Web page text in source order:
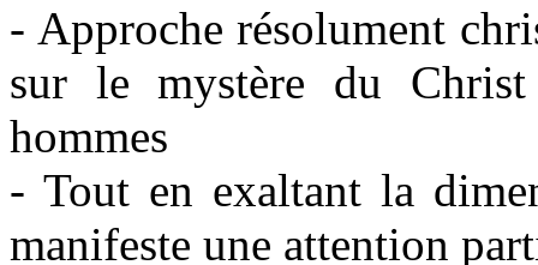
- Approche résolument
sur le mystère du
hommes
- Tout en exaltant la
manifeste une attention